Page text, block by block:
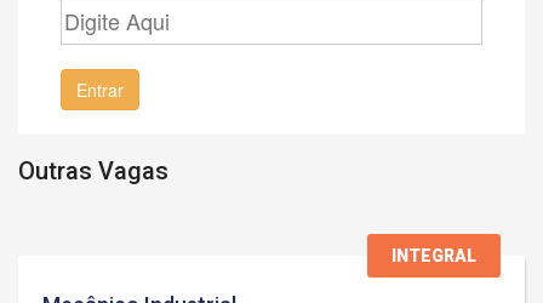
Entrar
Outras Vagas
INTEGRAL